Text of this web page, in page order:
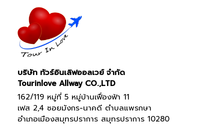
บริษัท ทัวร์อินเลิฟออลเวย์ จำกัด
Tourinlove Allway CO.,LTD
162/119 หมู่ที่ 5 หมู่บ้านเฟื่องฟ้า 11
เฟส 2,4 ซอยมังกร-นาคดี ตำบลแพรกษา
อำเภอเมืองสมุทรปราการ สมุทรปราการ 10280